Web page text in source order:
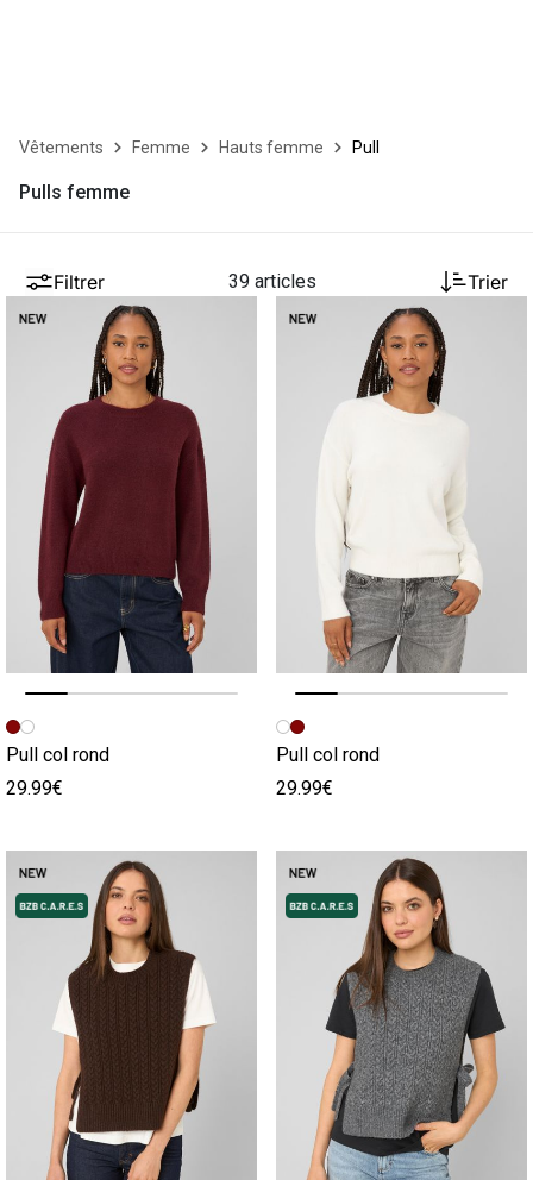
Vêtements Femme Hauts femme Pull
Pulls femme
Filtrer 39 articles Trier
Image précédente
Image suivante
Pull col rond
29.99€
Image précédente
Image suivante
Pull col rond
29.99€